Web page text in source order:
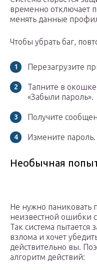
временно отключает
менять данные
Чтобы убрать баг,
Перезагрузите
Тапните в
«Забыли пароль».
Получите
Измените пароль.
Необычная
Не нужно паниковать
неизвестной ошибки
Так система пытается
взлома и хочет
действительно вы.
алгоритм действий: